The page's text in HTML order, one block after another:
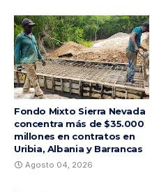
Fondo Mixto Sierra Nevada
concentra más de $35.000
millones en contratos en
Uribia, Albania y Barrancas
Agosto 04, 2026